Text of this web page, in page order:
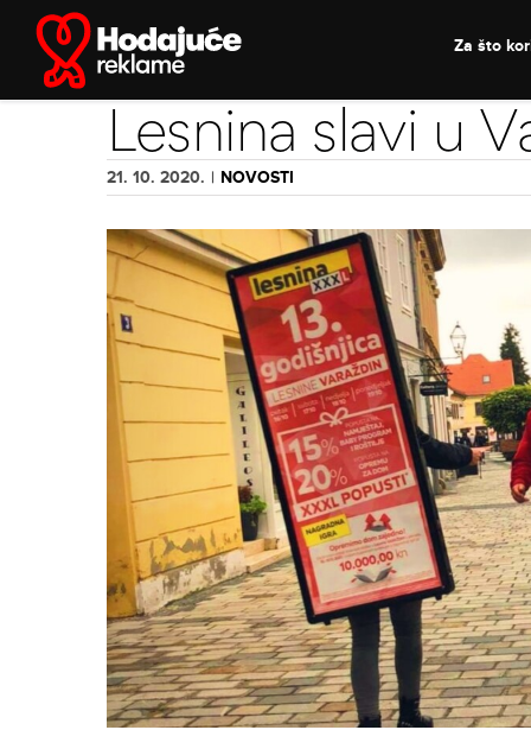
content
Za što
Lesnina slavi u
21. 10. 2020. | NOVOSTI
View
Larger
Image